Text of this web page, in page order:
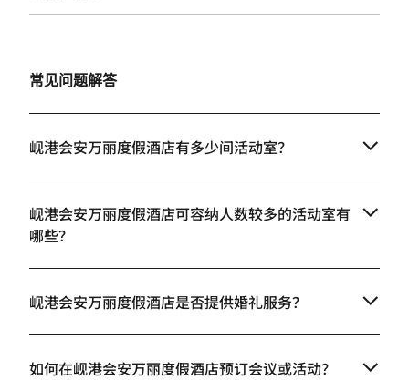
常见问题解答
岘港会安万丽度假酒店有多少间活动室？
岘港会安万丽度假酒店可容纳人数较多的活动室有
哪些？
岘港会安万丽度假酒店是否提供婚礼服务？
如何在岘港会安万丽度假酒店预订会议或活动？